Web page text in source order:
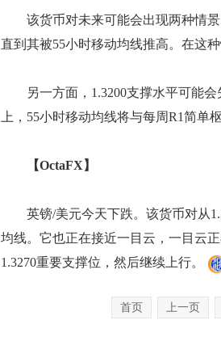
该货币对未来可能会出现两种情景
直到其被55小时移动均线推高。在这
另一方面，1.3200支撑水平可能会
上，55小时移动均线将与每周R1简单
【OctaFX】
英镑/美元今天下跌。该货币对从
均线。它也正在接近一目云，一目云
1.3270重要支撑位，然后继续上行。
首页 上一页